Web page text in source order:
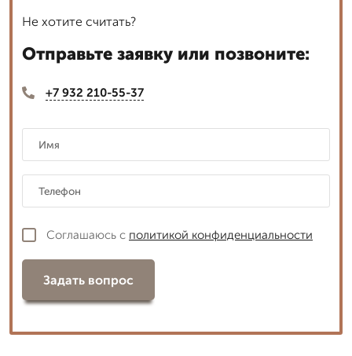
Не хотите считать?
Отправьте заявку или позвоните:
+7 932 210-55-37
Соглашаюсь с политикой конфиденциальности
Задать вопрос